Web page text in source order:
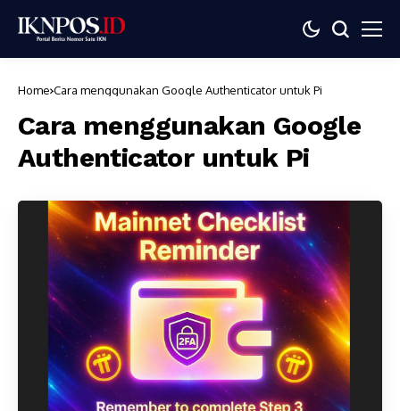
Home Cara menggunakan Google Authenticator untuk Pi
Cara menggunakan Google
Authenticator untuk Pi